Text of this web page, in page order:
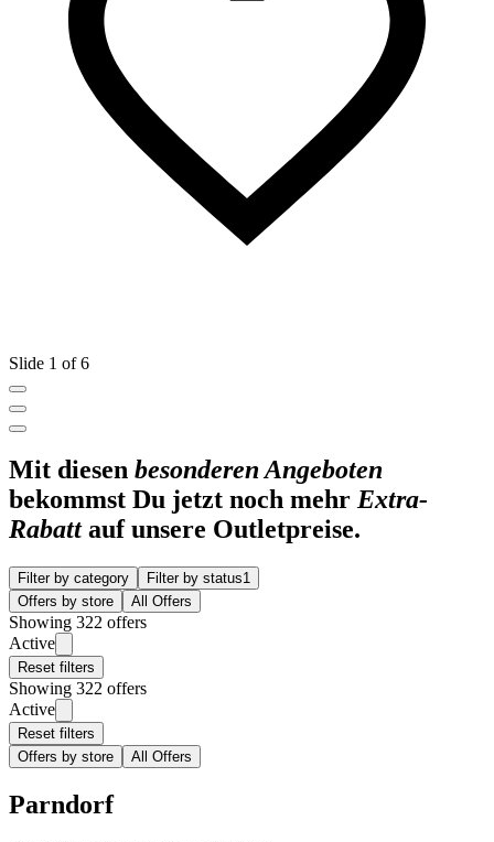
Slide 1 of 6
Mit diesen besonderen Angeboten
bekommst Du jetzt noch mehr Extra-
Rabattauf unsere Outletpreise.
Filter by category Filter by status1
Offers by store
All Offers
Showing 322 offers
Active
Reset filters
Showing 322 offers
Active
Reset filters
Offers by store
All Offers
Parndorf